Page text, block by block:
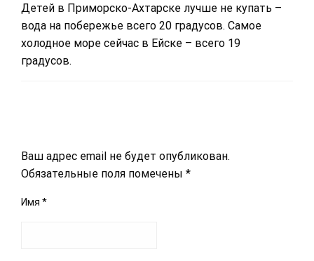
Детей в Приморско-Ахтарске лучше не купать –
вода на побережье всего 20 градусов. Самое
холодное море сейчас в Ейске – всего 19
градусов.
Ваш адрес email не будет опубликован.
Обязательные поля помечены *
Имя *